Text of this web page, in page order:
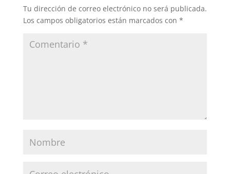
Tu dirección de correo electrónico no será publicada.
Los campos obligatorios están marcados con *